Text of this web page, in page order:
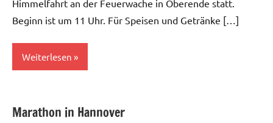
Himmelfahrt an der Feuerwache in Oberende statt.
Beginn ist um 11 Uhr. Für Speisen und Getränke […]
Weiterlesen
Marathon in Hannover